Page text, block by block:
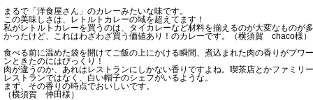
まるで「洋食屋さん」のカレーみたいな味です。
この美味しさは、レトルトカレーの域を超えてます！
私がレトルトカレーを買うのは、タイカレーなど材料を揃えるのが大変なものが多
かったけど、これはわざわざ買う価値あり！のカレーです。（横須賀 chaco様）
食べる前に温めた袋を開けてご飯の上にかける瞬間、煮込まれた肉の香りがプワー
ンときたのにはびっくり！
肉が違うのか、あれはレストランにしかない香りですよね。喫茶店とかファミリー
レストランではなく、白い帽子のシェフがいるような。
まず、その香りの時点でおいしいです。
（横須賀 仲田様）